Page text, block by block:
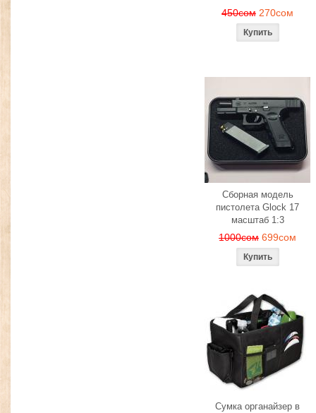
450сом 270сом
Сборная модель
пистолета Glock 17
масштаб 1:3
1000сом 699сом
Сумка органайзер в